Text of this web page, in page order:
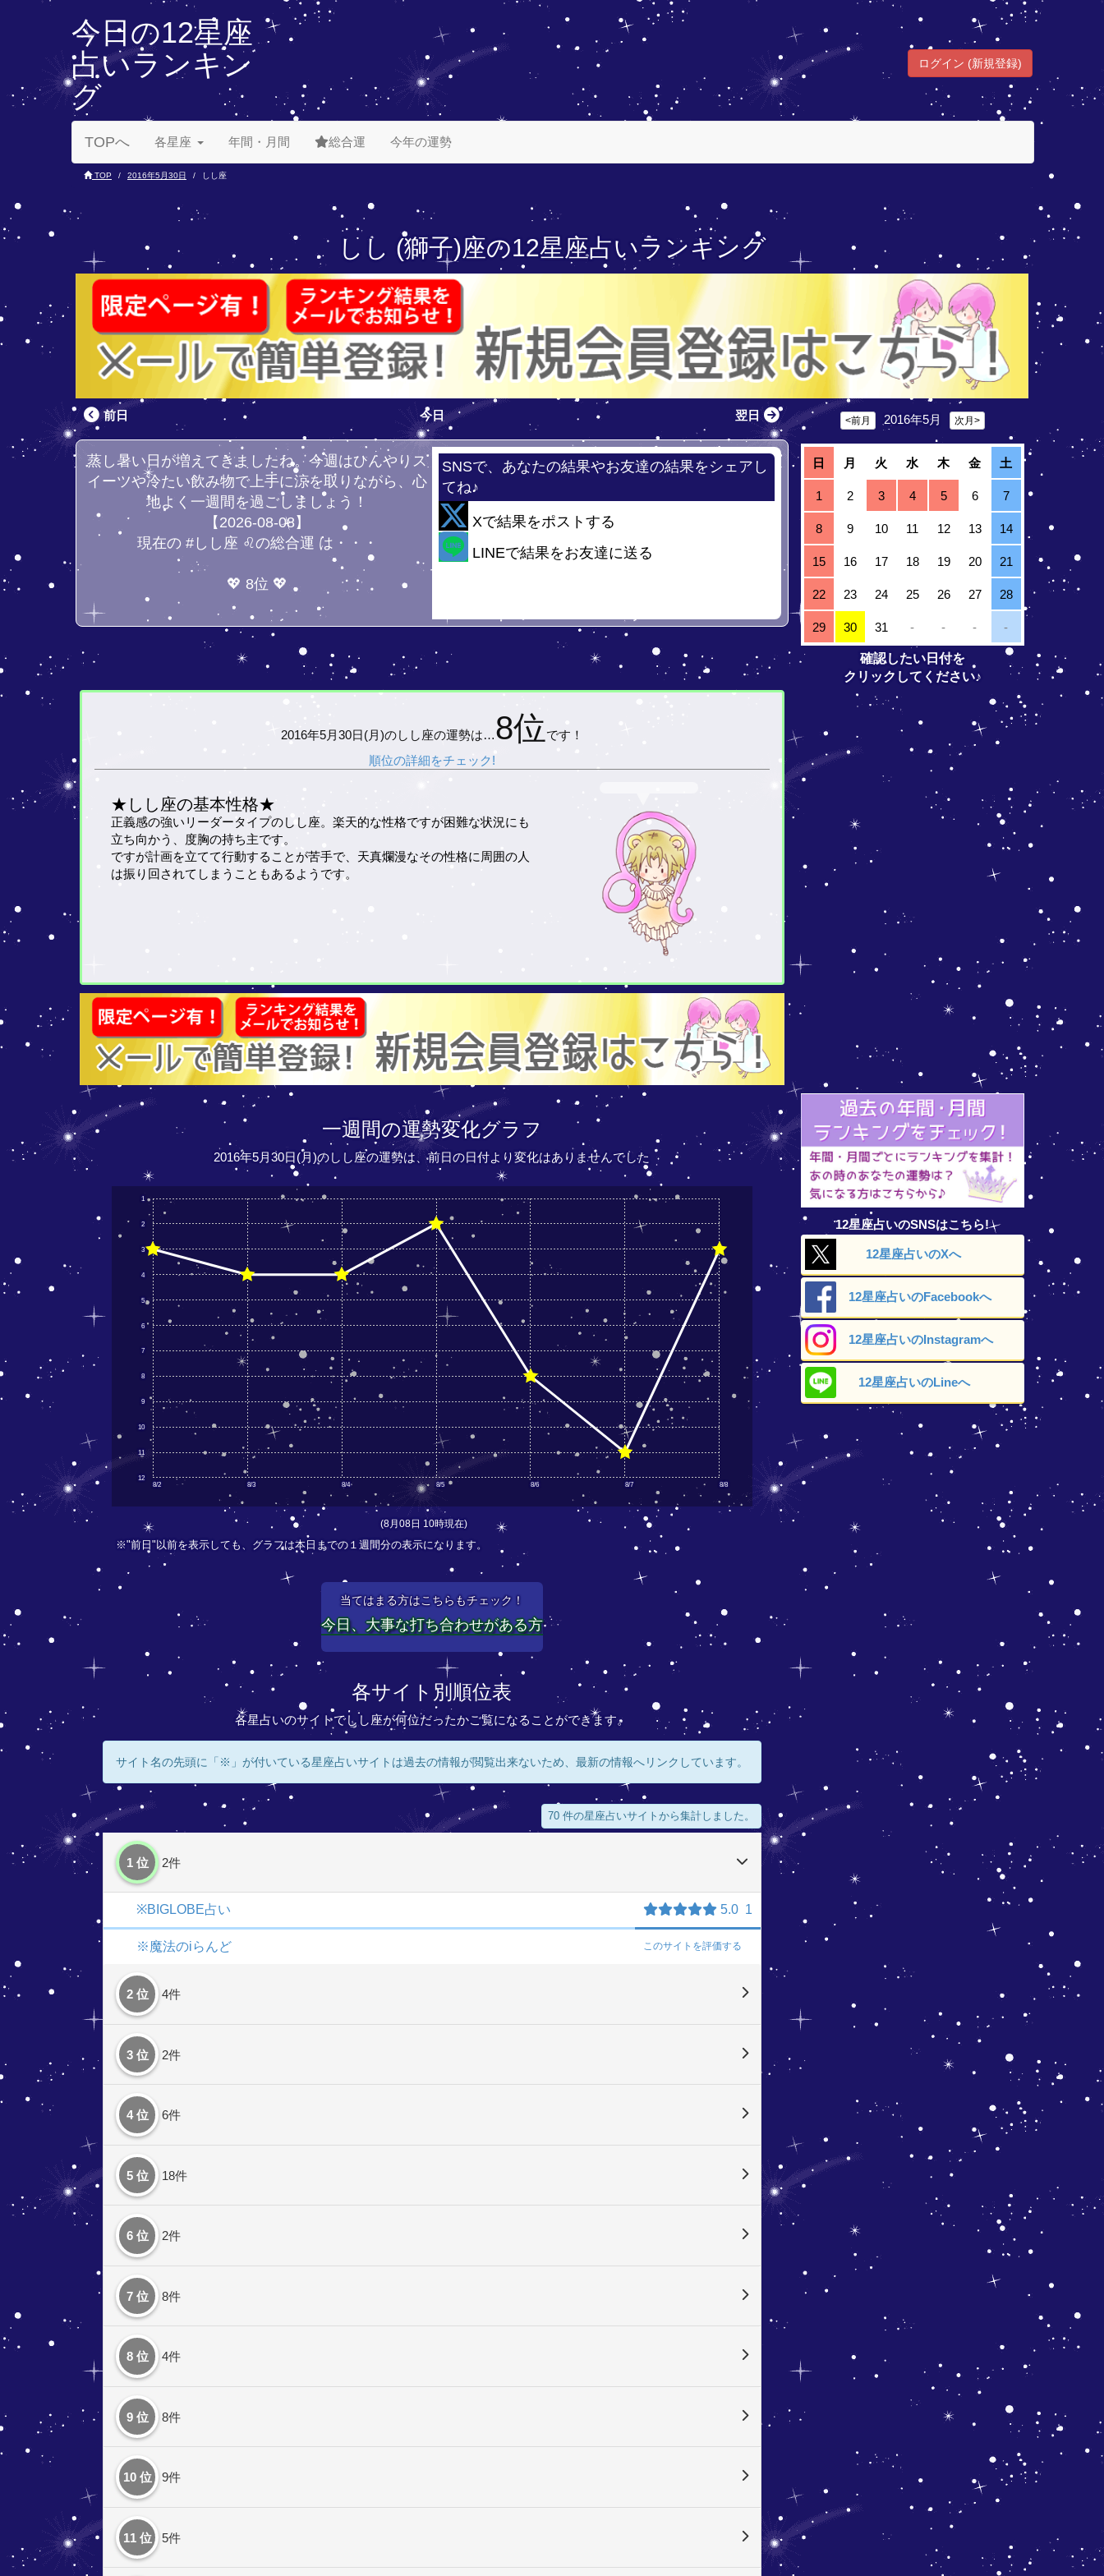
今日の12星座
占いランキン
グ
ログイン (新規登録)
TOPへ 各星座 年間・月間 総合運 今年の運勢
TOP 2016年5月30日 しし座
しし (獅子)座の12星座占いランキング
前日 今日 翌日
蒸し暑い日が増えてきましたね。今週はひんやりス
イーツや冷たい飲み物で上手に涼を取りながら、心
地よく一週間を過ごしましょう！
【2026-08-08】
現在の #しし座 ♌の総合運 は・・・
💖 8位 💖
SNSで、あなたの結果やお友達の結果をシェアし
てね♪
Xで結果をポストする
LINEで結果をお友達に送る
2016年5月30日(月)のしし座の運勢は…8位 です！
順位の詳細をチェック!
★しし座の基本性格★
正義感の強いリーダータイプのしし座。楽天的な性格ですが困難な状況にも
立ち向かう、度胸の持ち主です。
ですが計画を立てて行動することが苦手で、天真爛漫なその性格に周囲の人
は振り回されてしまうこともあるようです。
<前月 2016年5月 次月>
日 月 火 水 木 金 土
1 2 3 4 5 6 7
8 9 10 11 12 13 14
15 16 17 18 19 20 21
22 23 24 25 26 27 28
29 30 31 - - - -
確認したい日付を
クリックしてください♪
一週間の運勢変化グラフ
2016年5月30日(月)のしし座の運勢は、前日の日付より変化はありませんでした
8/2 8/3 8/4 8/5 8/6 8/7 8/8
12
11
10
9
8
7
6
5
4
3
2
1
(8月08日 10時現在)
※"前日"以前を表示しても、グラフは本日までの１週間分の表示になります。
当てはまる方はこちらもチェック！
今日、大事な打ち合わせがある方
各サイト別順位表
各星占いのサイトでしし座が何位だったかご覧になることができます。
サイト名の先頭に「※」が付いている星座占いサイトは過去の情報が閲覧出来ないため、最新の情報へリンクしています。
70 件の星座占いサイトから集計しました。
1 位 2件
※BIGLOBE占い 5.0 1
※魔法のiらんど このサイトを評価する
2 位 4件
3 位 2件
4 位 6件
5 位 18件
6 位 2件
7 位 8件
8 位 4件
9 位 8件
10 位 9件
11 位 5件
12星座占いのSNSはこちら!
12星座占いのXへ
12星座占いのFacebookへ
12星座占いのInstagramへ
12星座占いのLineへ